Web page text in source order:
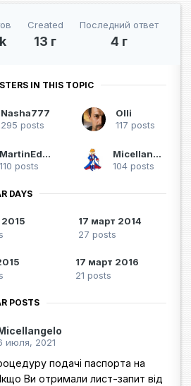
Created
13 г
Последний ответ
4 г
IN THIS TOPIC
Nasha777
295 posts
Olli
117 posts
MartinEden
110 posts
Micellangelo
104 posts
DAYS
17 март 2014
27 posts
17 март 2016
21 posts
POSTS
июля, 2021
подачі паспорта на
Ви отримали лист-запит від